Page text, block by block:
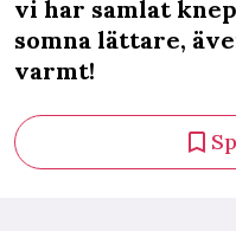
vi har samlat
somna lättare,
varmt!